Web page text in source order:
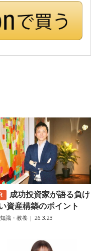
成功投資家が語る負け
資産構築のポイント
知識・教養 | 26.3.23